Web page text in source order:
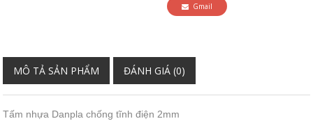
Gmail
MÔ TẢ SẢN PHẨM ĐÁNH GIÁ (0)
Tấm nhựa Danpla chống tĩnh điện 2mm